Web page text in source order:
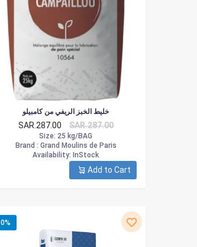
خليط الخبز الريفي من كامبيلو
SAR.287.00 SAR.287.00
Size: 25 kg/BAG
Brand : Grand Moulins de Paris
Availability: InStock
Add to Cart
0%